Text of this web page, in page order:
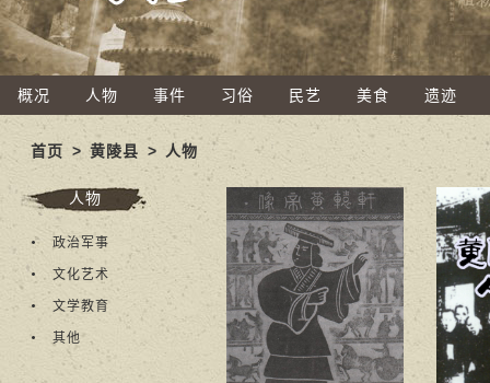
概况 人物 事件 习俗 民艺 美食 遗迹
首页 >黄陵县 > 人物
人物
政治军事
文化艺术
文学教育
其他